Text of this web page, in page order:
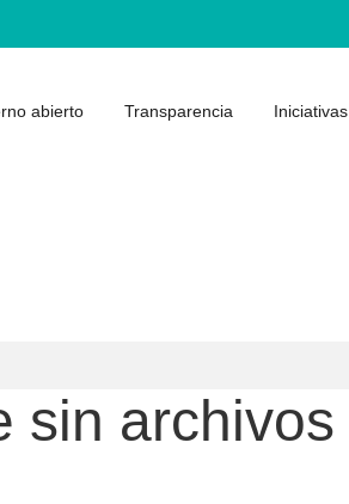
abierto Transparencia Iniciativas
sin archivos